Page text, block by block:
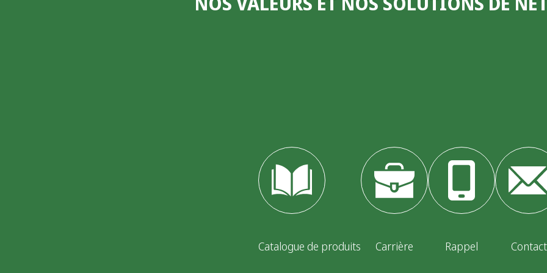
Catalogue de produits Carrière Rappel Contact